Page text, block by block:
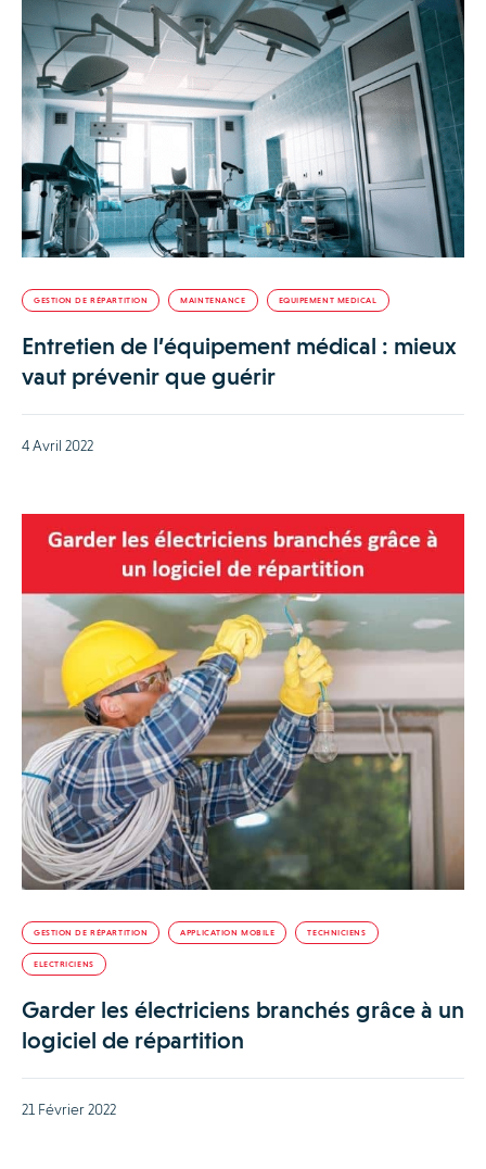
GESTION DE RÉPARTITION MAINTENANCE EQUIPEMENT MEDICAL
Entretien de l’équipement médical : mieux
vaut prévenir que guérir
4 Avril 2022
GESTION DE RÉPARTITION APPLICATION MOBILE TECHNICIENS
ELECTRICIENS
Garder les électriciens branchés grâce à un
logiciel de répartition
21 Février 2022